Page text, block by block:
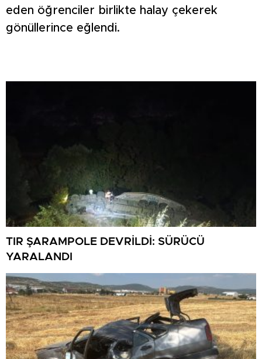
eden öğrenciler birlikte halay çekerek
gönüllerince eğlendi.
TIR ŞARAMPOLE DEVRİLDİ: SÜRÜCÜ
YARALANDI